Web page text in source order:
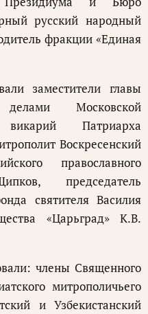
русский народный
фракции «Единая
заместители главы
Московской
Патриарха
Воскресенский
православного
председатель
святителя Василия
«Царьград» К.В.
члены Священного
митрополичьего
и Узбекистанский